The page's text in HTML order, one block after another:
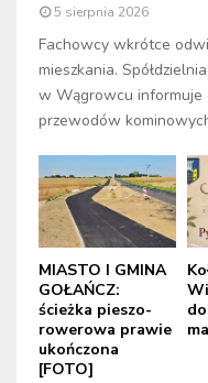
5 sierpnia 2026
Fachowcy wkrótce
mieszkania.
w Wągrowcu informuje
przewodów
MIASTO I GMINA
GOŁAŃCZ:
ścieżka pieszo-
rowerowa prawie
ukończona
[FOTO]